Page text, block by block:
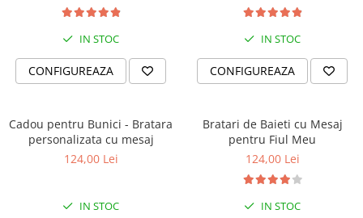
IN STOC
CONFIGUREAZA
IN STOC
CONFIGUREAZA
Cadou pentru Bunici - Bratara
personalizata cu mesaj
124,00 Lei
IN STOC
Bratari de Baieti cu Mesaj
pentru Fiul Meu
124,00 Lei
IN STOC